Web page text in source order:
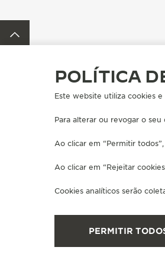
JUNTE-SE À NOSSA GRANDE
POLÍTICA
Este website utiliza cookies
Para alterar ou revogar o
Ao clicar em “Permitir
Ao clicar em “Rejeitar
Cookies analíticos serão
PERMITIR